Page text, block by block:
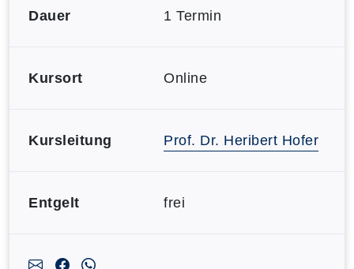
Dauer 1 Termin
Kursort Online
Kursleitung Prof. Dr. Heribert Hofer
Entgelt frei